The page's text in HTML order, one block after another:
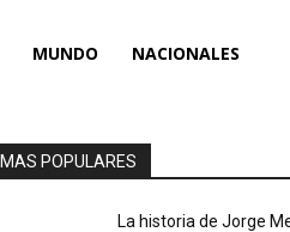
MUNDO NACIONALES
MAS POPULARES
La historia de Jorge